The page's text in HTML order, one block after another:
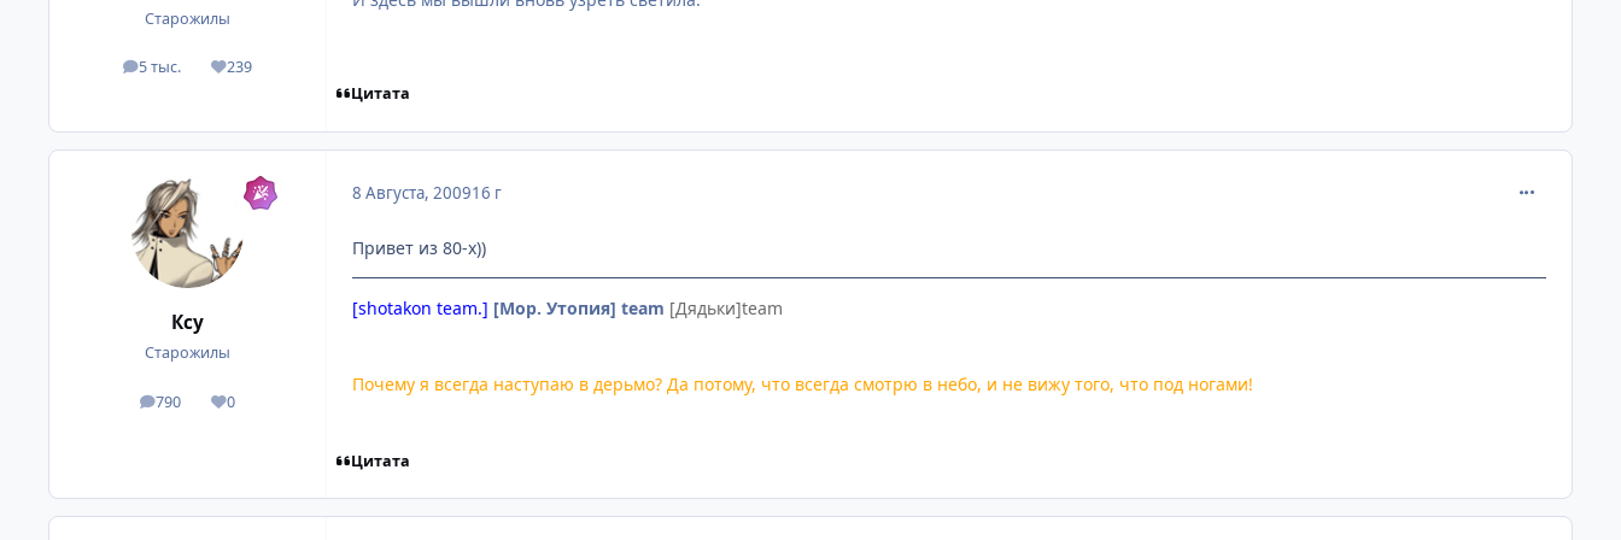
Старожилы
5 тыс.
посты 239
Репутация
Цитата
Ксу
Старожилы
790
посты 0
Репутация
8 Августа, 200916 г
Привет из 80-х))
[shotakon team.] [Мор. Утопия] team [Дядьки]team
Почему я всегда наступаю в дерьмо? Да потому, что всегда смотрю в небо, и не вижу того, что под ногами!
Цитата